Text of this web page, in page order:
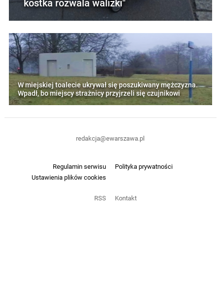
W miejskiej toalecie ukrywał się poszukiwany mężczyzna.
Wpadł, bo miejscy strażnicy przyjrzeli się czujnikowi
Regulamin serwisu
Polityka prywatności
Ustawienia plików cookies
RSS Kontakt
redakcja@ewarszawa.pl